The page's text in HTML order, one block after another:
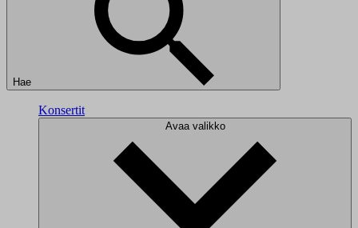
Hae
Konsertit
Avaa valikko